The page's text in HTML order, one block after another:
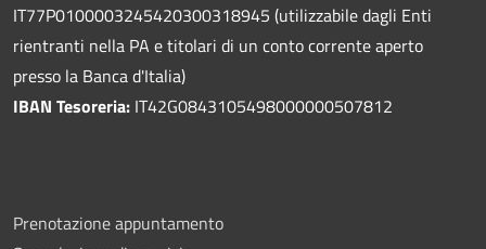
IT77P0100003245420300318945 (utilizzabile dagli Enti
rientranti nella PA e titolari di un conto corrente aperto
presso la Banca d'Italia)
IBAN Tesoreria: IT42G0843105498000000507812
Prenotazione appuntamento